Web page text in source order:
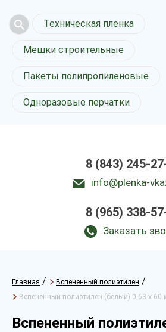
Техническая пленка
Мешки строительные
Пакеты полипропиленовые
Одноразовые перчатки
8 (843) 245-
info@plenka-
8 (965) 338-
Заказать
Главная / Вспененный полиэтилен /
Вспененный полиэтилен (белый) 0,63 х 60
Вспененный